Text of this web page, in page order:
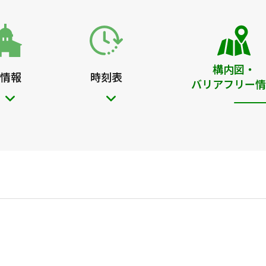
報 時刻表
構内図・
バリアフリー